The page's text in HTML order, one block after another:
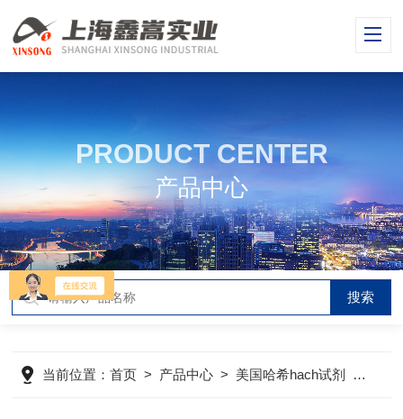
PRODUCT CENTER
产品中心
当前位置：首页 > 产品中心 > 美国哈希hach试剂